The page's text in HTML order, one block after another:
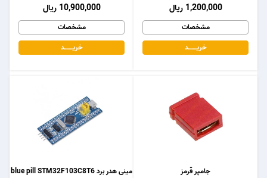
10,900,000 ریال
مشخصات
خریـــــــد
1,200,000 ریال
مشخصات
خریـــــــد
مینی هدر برد blue pill STM32F103C8T6 جامپر قرمز